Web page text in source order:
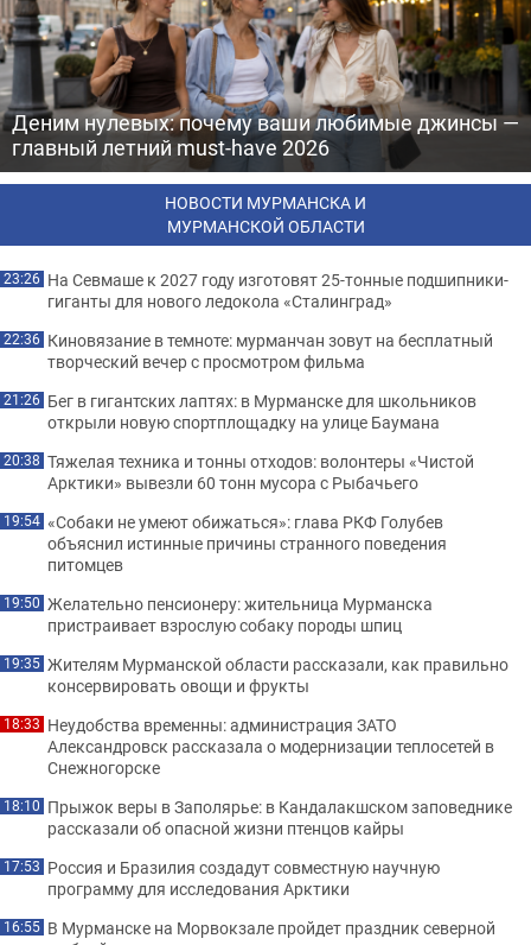
Деним нулевых: почему ваши любимые джинсы —
главный летний must-have 2026
НОВОСТИ МУРМАНСКА И
МУРМАНСКОЙ ОБЛАСТИ
23:26 На Севмаше к 2027 году изготовят 25-тонные подшипники-
гиганты для нового ледокола «Сталинград»
22:36 Киновязание в темноте: мурманчан зовут на бесплатный
творческий вечер с просмотром фильма
21:26 Бег в гигантских лаптях: в Мурманске для школьников
открыли новую спортплощадку на улице Баумана
20:38 Тяжелая техника и тонны отходов: волонтеры «Чистой
Арктики» вывезли 60 тонн мусора с Рыбачьего
19:54 «Собаки не умеют обижаться»: глава РКФ Голубев
объяснил истинные причины странного поведения
питомцев
19:50 Желательно пенсионеру: жительница Мурманска
пристраивает взрослую собаку породы шпиц
19:35 Жителям Мурманской области рассказали, как правильно
консервировать овощи и фрукты
18:33 Неудобства временны: администрация ЗАТО
Александровск рассказала о модернизации теплосетей в
Снежногорске
18:10 Прыжок веры в Заполярье: в Кандалакшском заповеднике
рассказали об опасной жизни птенцов кайры
17:53 Россия и Бразилия создадут совместную научную
программу для исследования Арктики
16:55 В Мурманске на Морвокзале пройдет праздник северной